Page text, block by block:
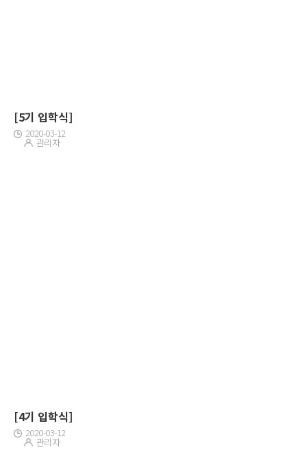
[5기 입학식]
2020-03-12
관리자
[4기 입학식]
2020-03-12
관리자